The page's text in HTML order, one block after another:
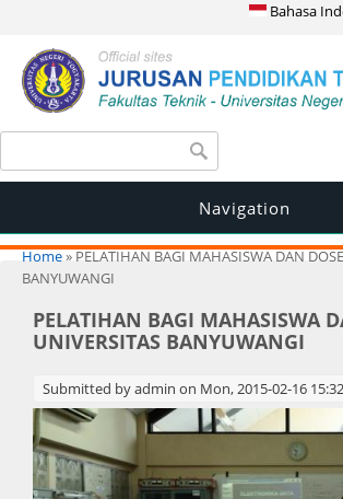
Bahasa
Search form
Navigation
You are here
Home» PELATIHAN BAGI MAHASISWA DAN
BANYUWANGI
PELATIHAN BAGI MAHASISWA
UNIVERSITAS BANYUWANGI
Submitted byadmin on Mon, 2015-02-16 15:32